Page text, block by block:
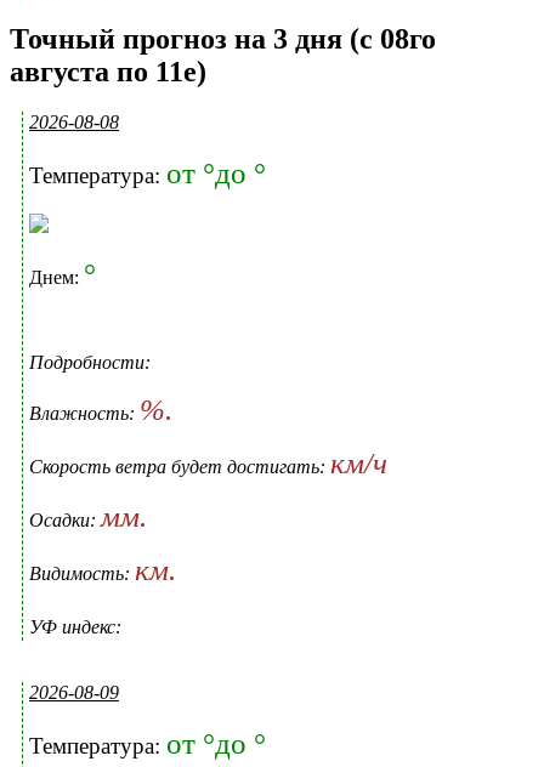
Точный прогноз на 3 дня (с 08го
августа по 11е)
2026-08-08
Температура: от °до °
Днем: °
Подробности:
Влажность: %.
Скорость ветра будет достигать: км/ч
Осадки:мм.
Видимость: км.
УФ индекс:
2026-08-09
Температура: от °до °